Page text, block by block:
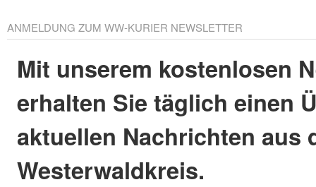
ANMELDUNG ZUM WW-KURIER NEWSLETTER
Mit unserem kostenlosen
erhalten Sie täglich einen
aktuellen Nachrichten aus
Westerwaldkreis.